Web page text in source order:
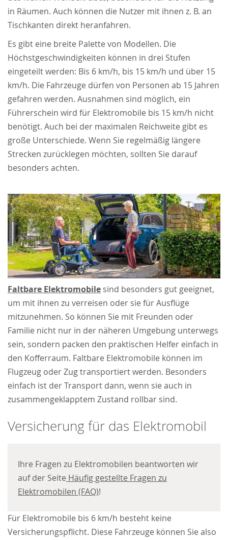
in Räumen. Auch können die Nutzer mit ihnen z. B. an
Tischkanten direkt heranfahren.
Es gibt eine breite Palette von Modellen. Die
Höchstgeschwindigkeiten können in drei Stufen
eingeteilt werden: Bis 6 km/h, bis 15 km/h und über 15
km/h. Die Fahrzeuge dürfen von Personen ab 15 Jahren
gefahren werden. Ausnahmen sind möglich, ein
Führerschein wird für Elektromobile bis 15 km/h nicht
benötigt. Auch bei der maximalen Reichweite gibt es
große Unterschiede. Wenn Sie regelmäßig längere
Strecken zurücklegen möchten, sollten Sie darauf
besonders achten.
Faltbare Elektromobile sind besonders gut geeignet,
um mit ihnen zu verreisen oder sie für Ausflüge
mitzunehmen. So können Sie mit Freunden oder
Familie nicht nur in der näheren Umgebung unterwegs
sein, sondern packen den praktischen Helfer einfach in
den Kofferraum. Faltbare Elektromobile können im
Flugzeug oder Zug transportiert werden. Besonders
einfach ist der Transport dann, wenn sie auch in
zusammengeklapptem Zustand rollbar sind.
Versicherung für das Elektromobil
Ihre Fragen zu Elektromobilen beantworten wir
auf der Seite Häufig gestellte Fragen zu
Elektromobilen (FAQ)!
Für Elektromobile bis 6 km/h besteht keine
Versicherungspflicht. Diese Fahrzeuge können Sie also